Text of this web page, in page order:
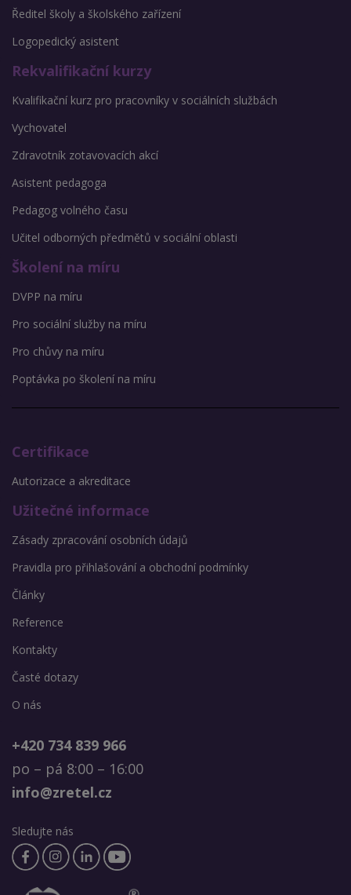
Ředitel školy a školského zařízení
Logopedický asistent
Rekvalifikační kurzy
Kvalifikační kurz pro pracovníky v sociálních službách
Vychovatel
Zdravotník zotavovacích akcí
Asistent pedagoga
Pedagog volného času
Učitel odborných předmětů v sociální oblasti
Školení na míru
DVPP na míru
Pro sociální služby na míru
Pro chůvy na míru
Poptávka po školení na míru
Certifikace
Autorizace a akreditace
Užitečné informace
Zásady zpracování osobních údajů
Pravidla pro přihlašování a obchodní podmínky
Články
Reference
Kontakty
Časté dotazy
O nás
+420 734 839 966
po – pá 8:00 – 16:00
info@zretel.cz
Sledujte nás